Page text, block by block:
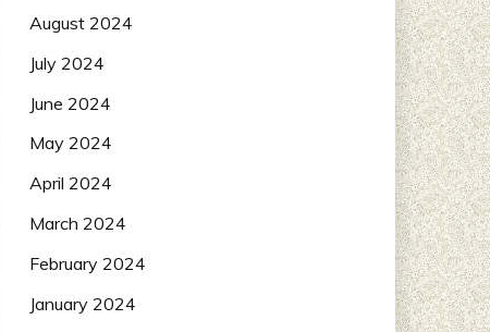
August 2024
July 2024
June 2024
May 2024
April 2024
March 2024
February 2024
January 2024